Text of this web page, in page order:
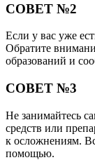
СОВЕТ №2
Если у вас уже
Обратите
образований и
СОВЕТ №3
Не занимайтесь
средств или
к осложнениям.
помощью.